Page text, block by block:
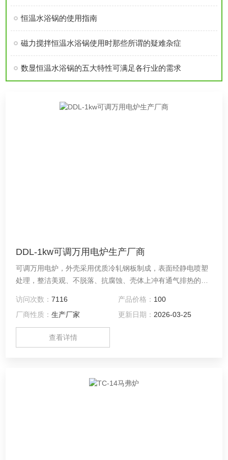
恒温水浴锅的使用指南
磁力搅拌恒温水浴锅使用时那些所谓的疑难杂症
数显恒温水浴锅的五大特性可满足各行业的需求
DDL-1kw可调万用电炉生产厂商
可调万用电炉，外壳采用优质冷轧钢板制成，表面经静电喷塑
处理，整洁美观、不脱落、抗腐蚀、壳体上冲有通气排热的百
热功率的无极调功。
访问次数：7116 产品价格： 100
厂商性质：生产厂家 更新日期： 2026-03-25
查看详情